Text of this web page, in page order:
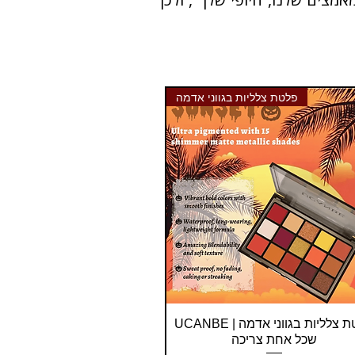
Quick View
פלטת צלליות בגווני אדמה
UCANBE | פלטת צלליות בגווני אדמה
שכל אחת צריכה